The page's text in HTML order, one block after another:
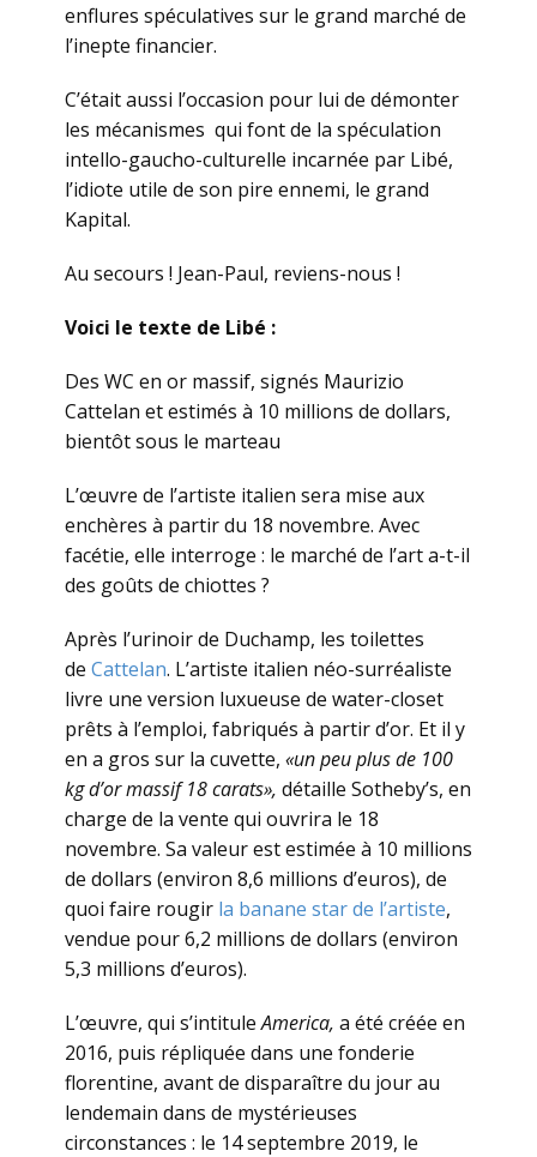
enflures spéculatives sur le grand marché de
l’inepte financier.
C’était aussi l’occasion pour lui de démonter
les mécanismes qui font de la spéculation
intello-gaucho-culturelle incarnée par Libé,
l’idiote utile de son pire ennemi, le grand
Kapital.
Au secours ! Jean-Paul, reviens-nous !
Voici le texte de Libé :
Des WC en or massif, signés Maurizio
Cattelan et estimés à 10 millions de dollars,
bientôt sous le marteau
L’œuvre de l’artiste italien sera mise aux
enchères à partir du 18 novembre. Avec
facétie, elle interroge : le marché de l’art a-t-il
des goûts de chiottes ?
Après l’urinoir de Duchamp, les toilettes
de Cattelan. L’artiste italien néo-surréaliste
livre une version luxueuse de water-closet
prêts à l’emploi, fabriqués à partir d’or. Et il y
en a gros sur la cuvette, «un peu plus de 100
kg d’or massif 18 carats», détaille Sotheby’s, en
charge de la vente qui ouvrira le 18
novembre. Sa valeurest estimée à 10 millions
de dollars (environ 8,6 millions d’euros), de
quoi faire rougir la banane star de l’artiste,
vendue pour 6,2 millions de dollars (environ
5,3 millions d’euros).
L’œuvre, qui s’intituleAmerica, a été créée en
2016, puis répliquée dans une fonderie
florentine, avant de disparaître du jour au
lendemain dans de mystérieuses
circonstances : le 14 septembre 2019, le